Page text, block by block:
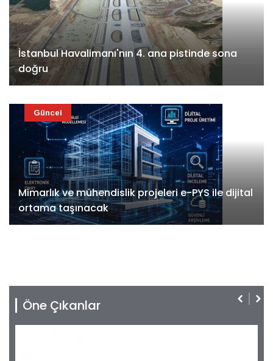
İstanbul Havalimanı'nın 4. ana pistinde sona
doğru
Mimarlık ve mühendislik projeleri e-PYS ile dijital
ortama taşınacak
Güncel
Öne Çıkanlar